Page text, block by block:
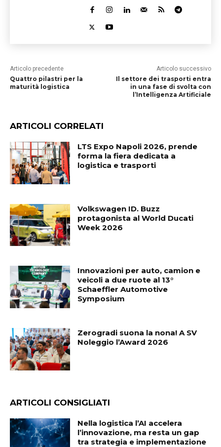
Articolo precedente
Quattro pilastri per la
maturità logistica
Articolo successivo
Il settore dei trasporti entra
in una fase di svolta con
l’Intelligenza Artificiale
ARTICOLI CORRELATI
LTS Expo Napoli 2026, prende
forma la fiera dedicata a
logistica e trasporti
Volkswagen ID. Buzz
protagonista al World Ducati
Week 2026
Innovazioni per auto, camion e
veicoli a due ruote al 13°
Schaeffler Automotive
Symposium
Zerogradi suona la nona! A SV
Noleggio l’Award 2026
ARTICOLI CONSIGLIATI
Nella logistica l’AI accelera
l’innovazione, ma resta un gap
tra strategia e implementazione